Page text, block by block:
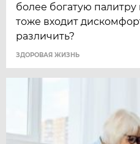
более богатую
тоже входит
различить?
ЗДОРОВАЯ ЖИЗНЬ